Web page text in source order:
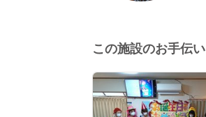
この施設のお手伝い